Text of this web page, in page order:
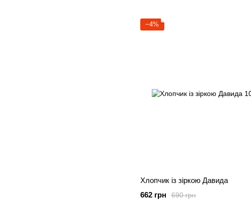
−4%
Хлопчик із зіркою Давида
690 грн
662 грн